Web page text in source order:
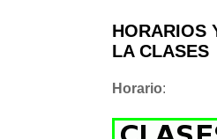
HORARIOS
LA CLASES
Horario: